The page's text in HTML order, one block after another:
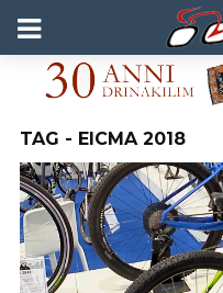
TAG - EICMA 2018